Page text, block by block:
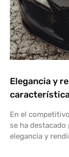
Elegancia y
En el
se ha
elegancia y